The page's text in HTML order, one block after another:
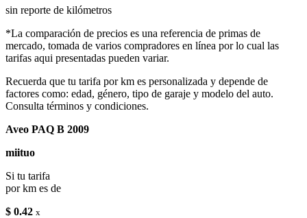
sin reporte de kilómetros
*La comparación de precios es una referencia de primas de
mercado, tomada de varios compradores en línea por lo cual las
tarifas aqui presentadas pueden variar.
Recuerda que tu tarifa por km es personalizada y depende de
factores como: edad, género, tipo de garaje y modelo del auto.
Consulta términos y condiciones.
Aveo PAQ B 2009
miituo
Si tu tarifa
por km es de
$ 0.42 x